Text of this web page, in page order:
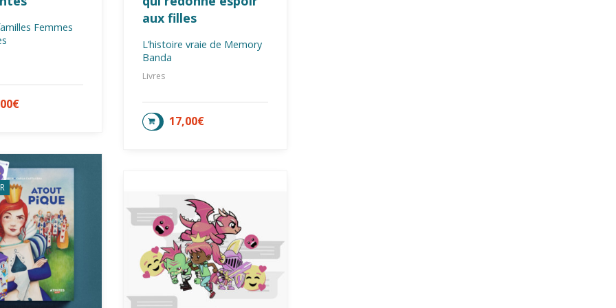
VAL DE LOIRE
Femmes
€AU PANIER
aux filles
L’histoire vraie de Memory
Banda
Livres
17,00€
AJOUTER AU PANIER